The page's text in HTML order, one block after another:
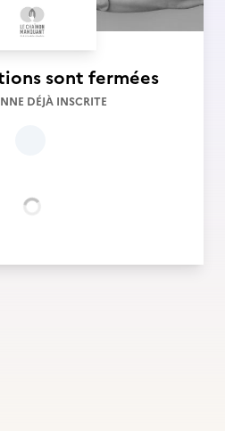
sont fermées
DÉJÀ INSCRITE